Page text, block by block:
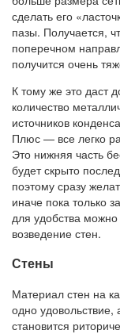
сделать его
пазы. Получается,
поперечном
получится очень
К тому же это даст
количество
источников
Плюс — все легко
Это нижняя часть
будет скрыто
поэтому сразу
иначе пока только
для удобства
возведение стен.
Стены
Материал стен на
одно удовольствие,
становится